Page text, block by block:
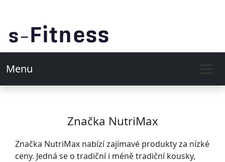
Menu
Značka NutriMax
Značka NutriMax nabízí zajímavé produkty za nízké
ceny. Jedná se o tradiční i méně tradiční kousky,